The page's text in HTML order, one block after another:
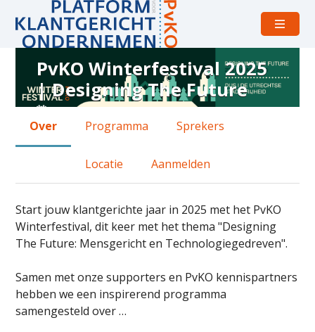
Open
menu
Over
PvKO
Winterfestival
2025
Designing
The
Future
PvKO Winterfestival 2025
| Designing The Future
donderdag 23 januari 2025 van 12:00 uur tot
DUS (De Utrechtse Stadsvrijheid)
Over Programma Sprekers
Locatie Aanmelden
Start jouw klantgerichte jaar in 2025 met het PvKO
Winterfestival, dit keer met het thema "Designing
The Future: Mensgericht en Technologiegedreven".
Samen met onze supporters en PvKO kennispartners
hebben we een inspirerend programma
samengesteld over …